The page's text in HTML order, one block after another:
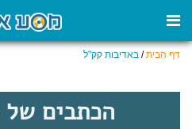
דף הבית/ באדיבות קק"ל
הכתבים